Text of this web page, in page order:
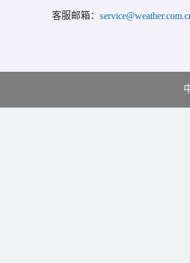
客服邮箱：